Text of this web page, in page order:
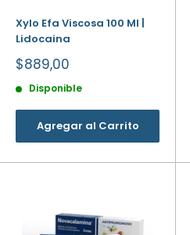
Xylo Efa Viscosa 100 Ml |
Lidocaina
Precio
venta
$889,00
Disponible
Agregar al Carrito